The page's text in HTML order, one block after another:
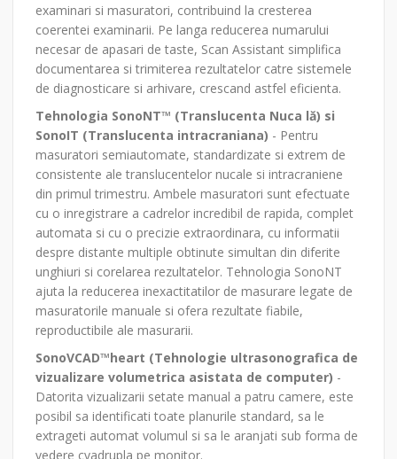
examinari si masuratori, contribuind la cresterea
coerentei examinarii. Pe langa reducerea numarului
necesar de apasari de taste, Scan Assistant simplifica
documentarea si trimiterea rezultatelor catre sistemele
de diagnosticare si arhivare, crescand astfel eficienta.
Tehnologia SonoNT™ (Translucenta Nuca lă) si
SonoIT (Translucenta intracraniana) - Pentru
masuratori semiautomate, standardizate si extrem de
consistente ale translucentelor nucale si intracraniene
din primul trimestru. Ambele masuratori sunt efectuate
cu o inregistrare a cadrelor incredibil de rapida, complet
automata si cu o precizie extraordinara, cu informatii
despre distante multiple obtinute simultan din diferite
unghiuri si corelarea rezultatelor. Tehnologia SonoNT
ajuta la reducerea inexactitatilor de masurare legate de
masuratorile manuale si ofera rezultate fiabile,
reproductibile ale masurarii.
SonoVCAD™heart (Tehnologie ultrasonografica de
vizualizare volumetrica asistata de computer) -
Datorita vizualizarii setate manual a patru camere, este
posibil sa identificati toate planurile standard, sa le
extrageti automat volumul si sa le aranjati sub forma de
vedere cvadrupla pe monitor.